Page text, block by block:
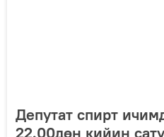
Депутат спирт
22.00дөн кийин